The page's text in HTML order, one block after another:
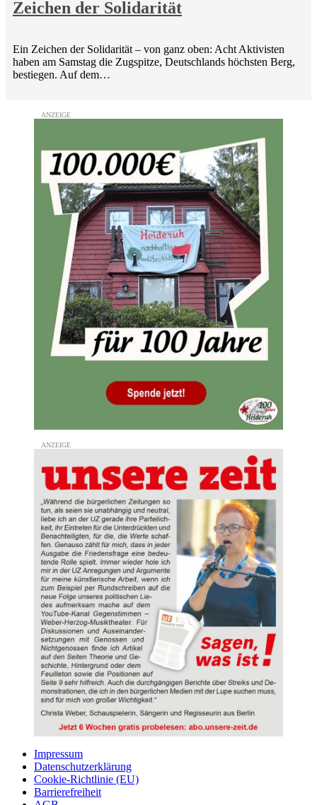
Zeichen der Solidarität
Ein Zeichen der Solidarität – von ganz oben: Acht Aktivisten
haben am Samstag die Zugspitze, Deutschlands höchsten Berg,
bestiegen. Auf dem…
Impressum
Datenschutzerklärung
Cookie-Richtlinie (EU)
Barrierefreiheit